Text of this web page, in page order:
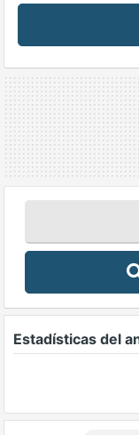
Estadísticas del